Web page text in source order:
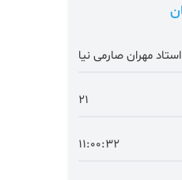
استاد مهران صارمی نیا
21
11:00:32